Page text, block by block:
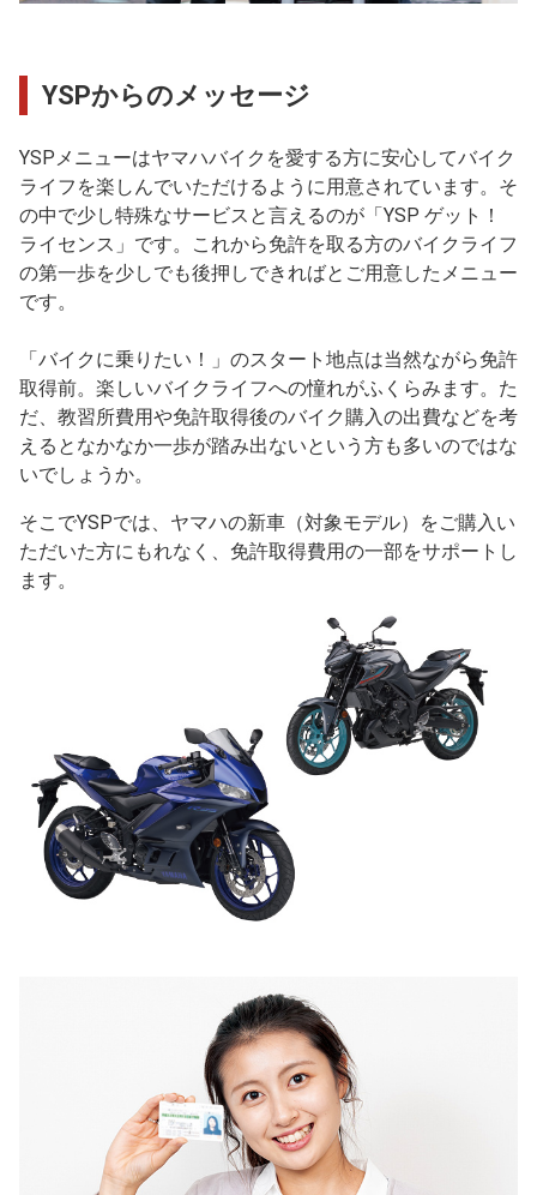
YSPからのメッセージ
YSPメニューはヤマハバイクを愛する方に安心してバイク
ライフを楽しんでいただけるように用意されています。そ
の中で少し特殊なサービスと言えるのが「YSP ゲット！
ライセンス」です。これから免許を取る方のバイクライフ
の第一歩を少しでも後押しできればとご用意したメニュー
です。
「バイクに乗りたい！」のスタート地点は当然ながら免許
取得前。楽しいバイクライフへの憧れがふくらみます。た
だ、教習所費用や免許取得後のバイク購入の出費などを考
えるとなかなか一歩が踏み出ないという方も多いのではな
いでしょうか。
そこでYSPでは、ヤマハの新車（対象モデル）をご購入い
ただいた方にもれなく、免許取得費用の一部をサポートし
ます。